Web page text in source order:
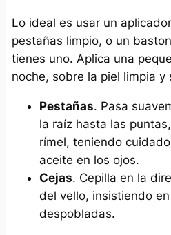
Lo ideal es usar un
pestañas limpio, o un
tienes uno. Aplica una
noche, sobre la piel limpia y
Pestañas. Pasa
la raíz hasta las
rímel, teniendo
aceite en los ojos.
Cejas. Cepilla en la
del vello, insistiendo
despobladas.